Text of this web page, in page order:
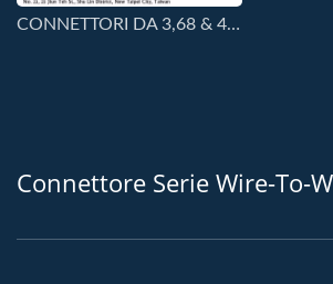
CONNETTORI DA 3,68 & 4,80 & 5,03 & 6,70MM
Connettore Serie Wire-To-